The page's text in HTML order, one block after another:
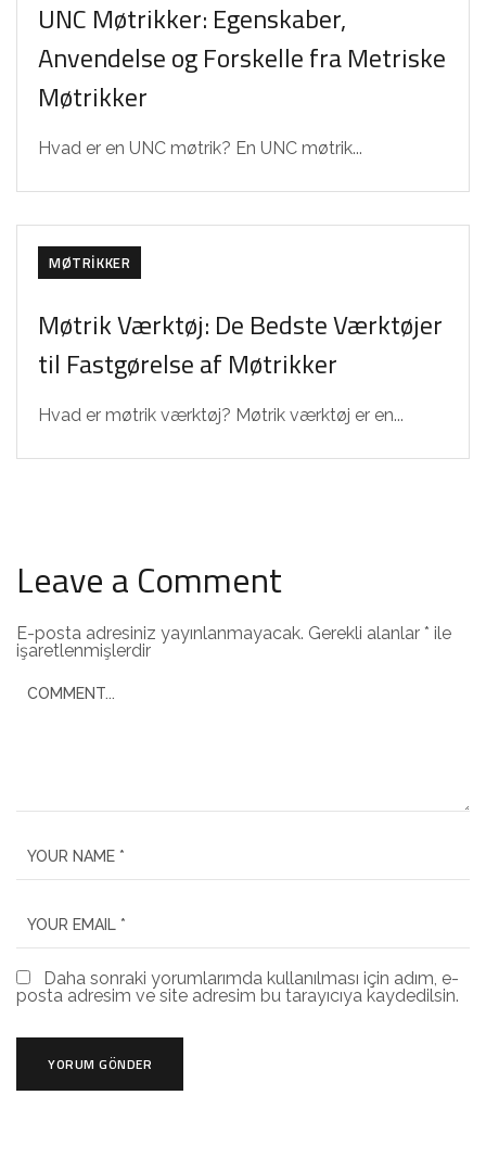
UNC Møtrikker: Egenskaber,
Anvendelse og Forskelle fra Metriske
Møtrikker
Hvad er en UNC møtrik? En UNC møtrik...
MØTRIKKER
Møtrik Værktøj: De Bedste Værktøjer
til Fastgørelse af Møtrikker
Hvad er møtrik værktøj? Møtrik værktøj er en...
Leave a Comment
E-posta adresiniz yayınlanmayacak. Gerekli alanlar * ile
işaretlenmişlerdir
Daha sonraki yorumlarımda kullanılması için adım, e-
posta adresim ve site adresim bu tarayıcıya kaydedilsin.